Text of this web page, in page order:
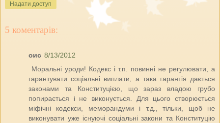
Надати доступ
5 коментарів:
оис 8/13/2012
Моральні уроди! Кодекс і т.п. повинні не регулювати, а
гарантувати соціальні виплати, а така гарантія дається
законами та Конституцією, що зараз владою грубо
попирається і не виконується. Для цього створюється
міфічні кодекси, меморандуми і т.д., тільки, щоб не
виконувати уже існуючі соціальні закони та Конституцію